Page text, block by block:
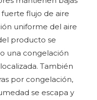
flujo de aire
uniforme del aire
producto se
una congelación
También
por congelación,
se escapa y